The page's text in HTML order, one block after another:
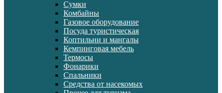
Сумки
Комбайны
Газовое оборудование
Посуда туристическая
Коптильни и мангалы
Кемпинговая мебель
Термосы
Фонарики
Спальники
Средства от насекомых